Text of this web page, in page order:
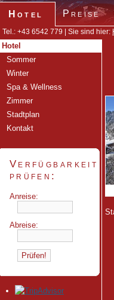
Hotel Preise
Tel.: +43 6542 779 | Sie sind hier:
Hotel
Sommer
Winter
Spa & Wellness
Zimmer
Stadtplan
Kontakt
Verfügbarkeit
prüfen:
Anreise:
Abreise: